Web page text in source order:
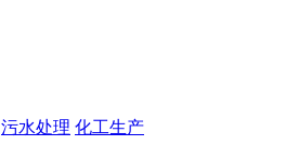
污水处理 化工生产